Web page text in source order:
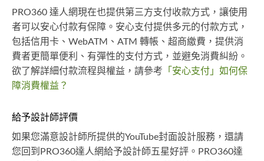
PRO360 達人網現在也提供第三方支付收款方式，讓使用
者可以安心付款有保障。安心支付提供多元的付款方式，
包括信用卡、WebATM、ATM 轉帳、超商繳費，提供消
費者更簡單便利、有彈性的支付方式，並避免消費糾紛。
欲了解詳細付款流程與權益，請參考 「安心支付」如何保
障消費權益？
給予設計師評價
如果您滿意設計師所提供的YouTube封面設計服務，還請
您回到PRO360達人網給予設計師五星好評。PRO360達